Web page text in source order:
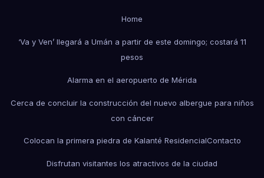
Home
‘Va y Ven’ llegará a Umán a partir de este domingo; costará 11
pesos
Alarma en el aeropuerto de Mérida
Cerca de concluir la construcción del nuevo albergue para niños
con cáncer
Colocan la primera piedra de Kalanté ResidencialContacto
Disfrutan visitantes los atractivos de la ciudad